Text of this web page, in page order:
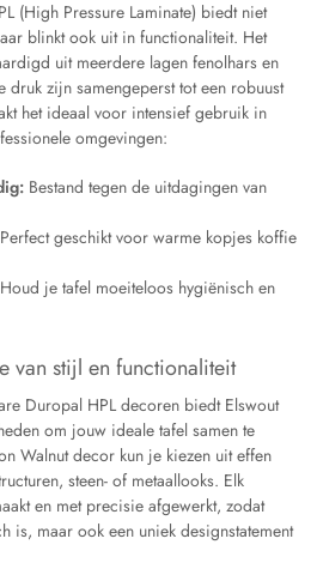
(High Pressure Laminate) biedt niet
blinkt ook uit in functionaliteit. Het
uit meerdere lagen fenolhars en
zijn samengeperst tot een robuust
het ideaal voor intensief gebruik in
omgevingen:
Bestand tegen de uitdagingen van
Perfect geschikt voor warme kopjes koffie
Houd je tafel moeiteloos hygiënisch en
van stijl en functionaliteit
Duropal HPL decoren biedt Elswout
om jouw ideale tafel samen te
Walnut decor kun je kiezen uit effen
steen- of metaallooks. Elk
en met precisie afgewerkt, zodat
is, maar ook een uniek designstatement